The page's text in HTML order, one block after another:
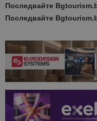
Последвайте
Последвайте